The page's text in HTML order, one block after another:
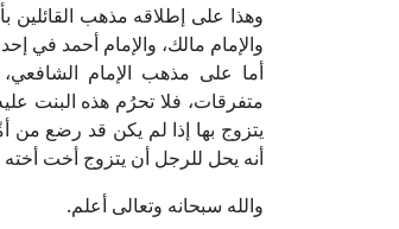
وهذا على إطلاقه مذهب القائلين
والإمام مالك، والإمام أحمد ‏في
أما على مذهب ‏الإمام
متفرقات، فلا تحرُم هذه ‏البنت
يتزوج بها إذا لم يكن قد رضع من
أنه يحل للرجل أن ‏يتزوج أخت
والله سبحانه وتعالى أعلم.